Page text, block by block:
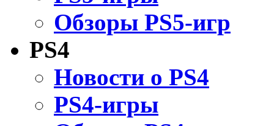
Обзоры PS5-игр
PS4
Новости о PS4
PS4-игры